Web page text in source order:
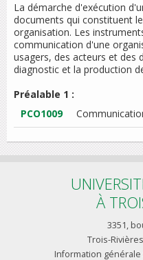
La démarche d'exécution
documents qui constituent
organisation. Les
communication d'une
usagers, des acteurs et des
diagnostic et la production
Préalable 1 :
PCO1009
À
3351,
Trois-
Information générale